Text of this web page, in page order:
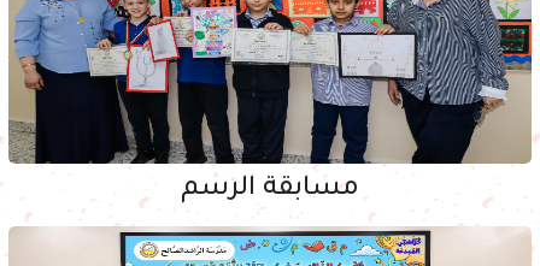
مسابقة الرسم